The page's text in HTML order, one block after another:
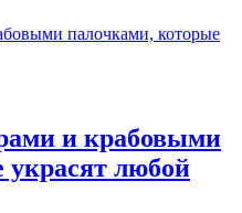
и крабовыми
любой